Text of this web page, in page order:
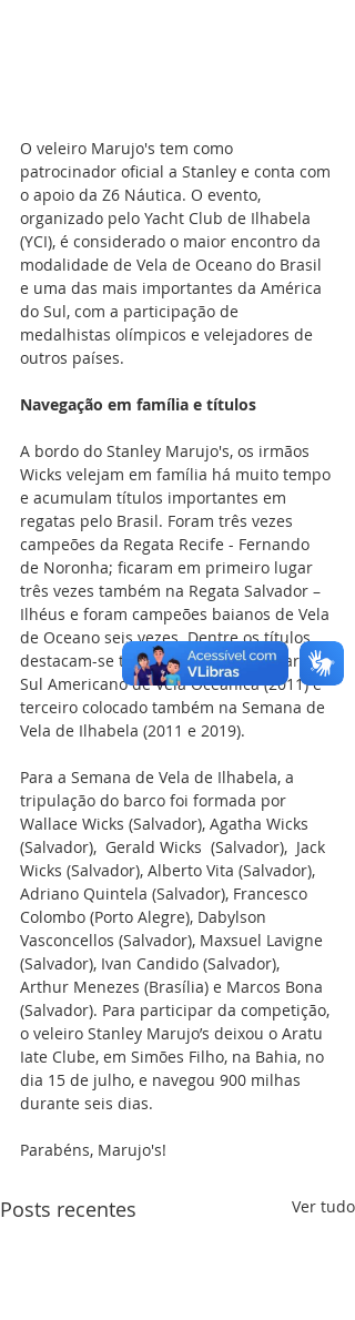
O veleiro Marujo's tem como
patrocinador oficial a Stanley e conta com
o apoio da Z6 Náutica. O evento,
organizado pelo Yacht Club de Ilhabela
(YCI), é considerado o maior encontro da
modalidade de Vela de Oceano do Brasil
e uma das mais importantes da América
do Sul, com a participação de
medalhistas olímpicos e velejadores de
outros países.
Navegação em família e títulos
A bordo do Stanley Marujo's, os irmãos
Wicks velejam em família há muito tempo
e acumulam títulos importantes em
regatas pelo Brasil. Foram três vezes
campeões da Regata Recife - Fernando
de Noronha; ficaram em primeiro lugar
três vezes também na Regata Salvador –
Ilhéus e foram campeões baianos de Vela
de Oceano seis vezes. Dentre os títulos,
destacam-se também o terceiro lugar no
Sul Americano de Vela Oceânica (2011) e
terceiro colocado também na Semana de
Vela de Ilhabela (2011 e 2019).
Para a Semana de Vela de Ilhabela, a
tripulação do barco foi formada por
Wallace Wicks (Salvador), Agatha Wicks
(Salvador),  Gerald Wicks  (Salvador),  Jack
Wicks (Salvador), Alberto Vita (Salvador),
Adriano Quintela (Salvador), Francesco
Colombo (Porto Alegre), Dabylson
Vasconcellos (Salvador), Maxsuel Lavigne
(Salvador), Ivan Candido (Salvador),
Arthur Menezes (Brasília) e Marcos Bona
(Salvador). Para participar da competição,
o veleiro Stanley Marujo’s deixou o Aratu
Iate Clube, em Simões Filho, na Bahia, no
dia 15 de julho, e navegou 900 milhas
durante seis dias.
Parabéns, Marujo's!
Posts recentes Ver tudo